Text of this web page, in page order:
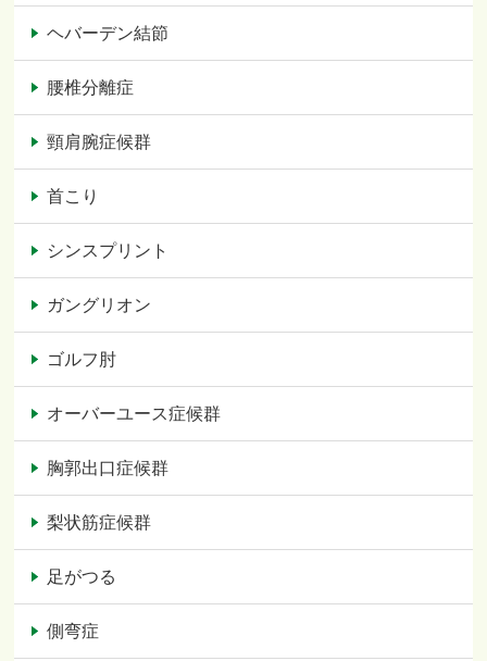
ヘバーデン結節
腰椎分離症
頸肩腕症候群
首こり
シンスプリント
ガングリオン
ゴルフ肘
オーバーユース症候群
胸郭出口症候群
梨状筋症候群
足がつる
側弯症